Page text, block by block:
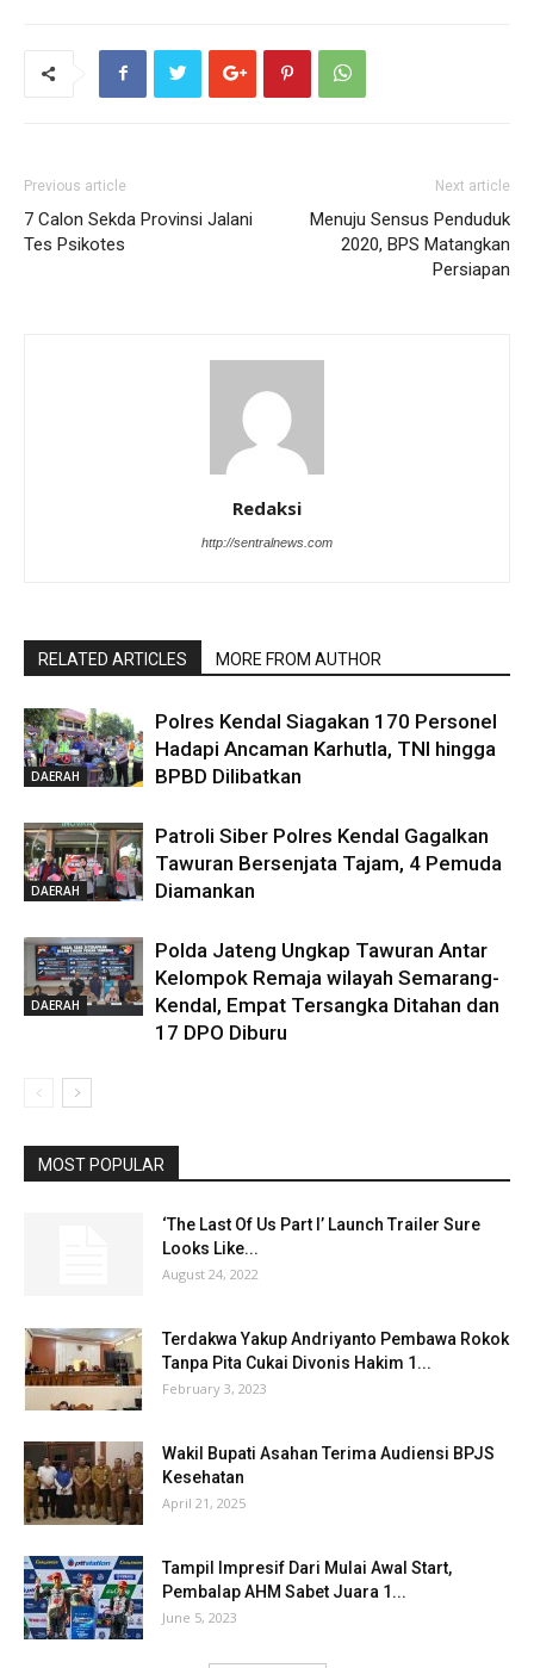
Previous article
7 Calon Sekda Provinsi Jalani
Tes Psikotes
Next article
Menuju Sensus Penduduk
2020, BPS Matangkan
Persiapan
Redaksi
http://sentralnews.com
RELATED ARTICLES MORE FROM AUTHOR
DAERAH
Polres Kendal Siagakan 170 Personel
Hadapi Ancaman Karhutla, TNI hingga
BPBD Dilibatkan
DAERAH
Patroli Siber Polres Kendal Gagalkan
Tawuran Bersenjata Tajam, 4 Pemuda
Diamankan
DAERAH
Polda Jateng Ungkap Tawuran Antar
Kelompok Remaja wilayah Semarang-
Kendal, Empat Tersangka Ditahan dan
17 DPO Diburu
MOST POPULAR
‘The Last Of Us Part I’ Launch Trailer Sure
Looks Like...
August 24, 2022
Terdakwa Yakup Andriyanto Pembawa Rokok
Tanpa Pita Cukai Divonis Hakim 1...
February 3, 2023
Wakil Bupati Asahan Terima Audiensi BPJS
Kesehatan
April 21, 2025
Tampil Impresif Dari Mulai Awal Start,
Pembalap AHM Sabet Juara 1...
June 5, 2023